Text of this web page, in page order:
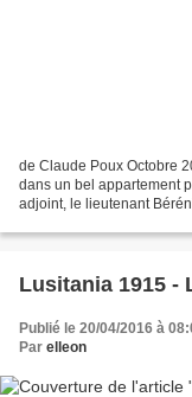
de Claude Poux Octobre
dans un bel appartement
adjoint, le lieutenant
Lusitania 1915 -
Publié le 20/04/2016 à
Par elleon